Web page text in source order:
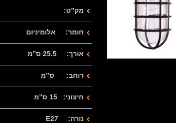
מק”ט:
חומר: אלומיניום
אורך: 25.5 ס”מ
רוחב: ס”מ
חיצוני: 15 ס”מ
נורה: E27